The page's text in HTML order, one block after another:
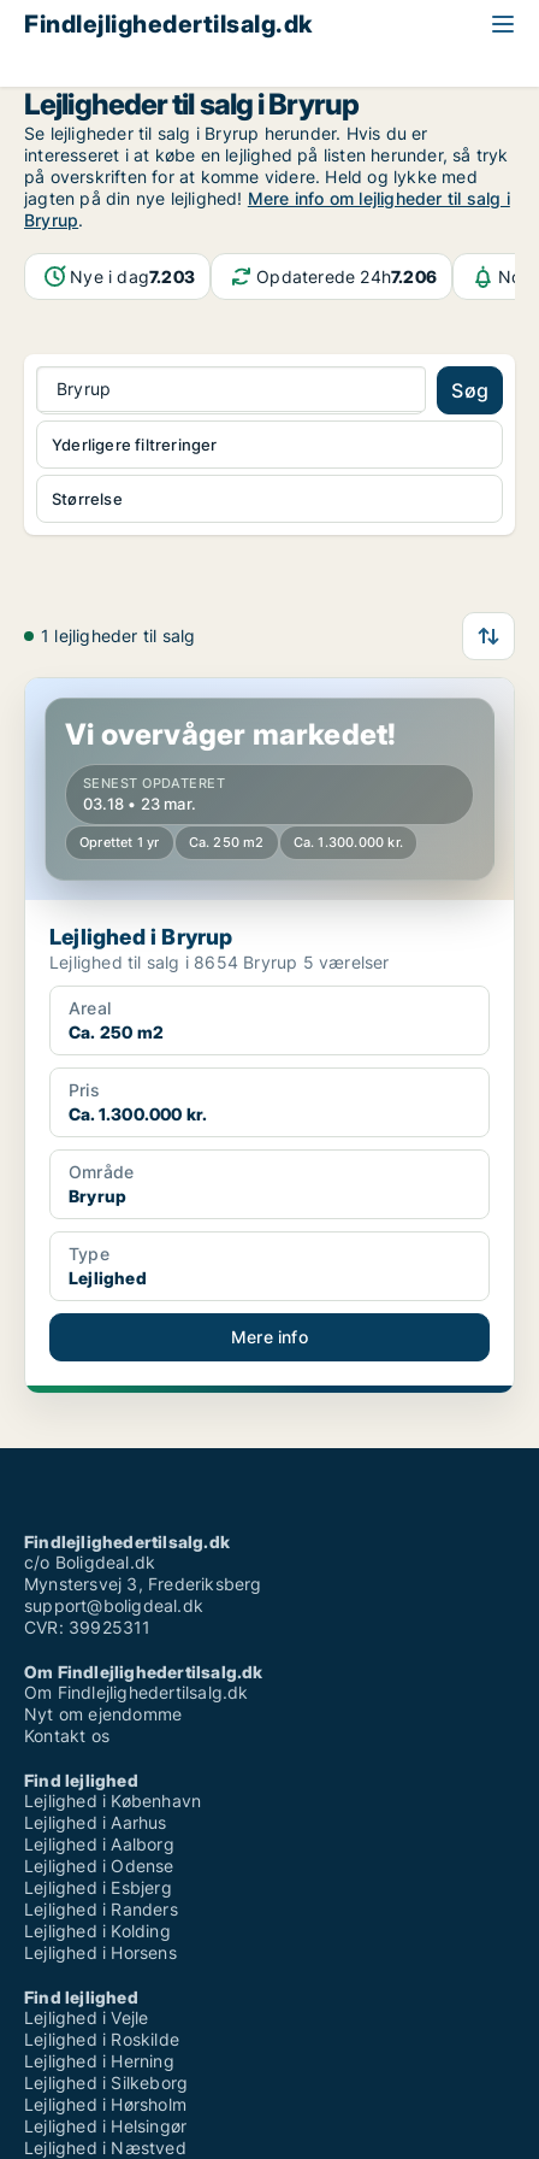
Findlejlighedertilsalg.dk
Lejligheder til salg i Bryrup
Se lejligheder til salg i Bryrup herunder. Hvis du er
interesseret i at købe en lejlighed på listen herunder, så tryk
på overskriften for at komme videre. Held og lykke med
jagten på din nye lejlighed! Mere info om lejligheder til salg i
Bryrup.
Nye i dag7.203 Opdaterede 24h7.206
Bryrup Søg
Størrelse
Yderligere filtreringer
1 lejligheder til salg
Lejlighed i Bryrup
Vi overvåger markedet!
SENEST OPDATERET
03.18 • 23 mar.
Oprettet 1 yr Ca. 250 m2 Ca. 1.300.000 kr.
Lejlighed i Bryrup
Lejlighed til salg i 8654 Bryrup 5 værelser
Areal
Ca. 250 m2
Pris
Ca. 1.300.000 kr.
Område
Bryrup
Type
Lejlighed
Mere info
Findlejlighedertilsalg.dk
c/o Boligdeal.dk
Mynstersvej 3, Frederiksberg
support@boligdeal.dk
CVR: 39925311
Om Findlejlighedertilsalg.dk
Om Findlejlighedertilsalg.dk
Nyt om ejendomme
Kontakt os
Find lejlighed
Lejlighed i København
Lejlighed i Aarhus
Lejlighed i Aalborg
Lejlighed i Odense
Lejlighed i Esbjerg
Lejlighed i Randers
Lejlighed i Kolding
Lejlighed i Horsens
Find lejlighed
Lejlighed i Vejle
Lejlighed i Roskilde
Lejlighed i Herning
Lejlighed i Silkeborg
Lejlighed i Hørsholm
Lejlighed i Helsingør
Lejlighed i Næstved